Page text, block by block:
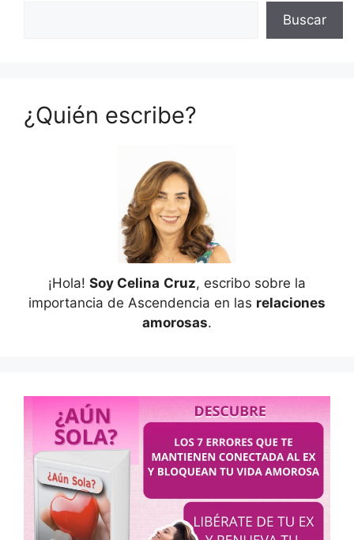
Buscar
¿Quién escribe?
¡Hola! Soy Celina Cruz, escribo sobre la
importancia de Ascendencia en las relaciones
amorosas.